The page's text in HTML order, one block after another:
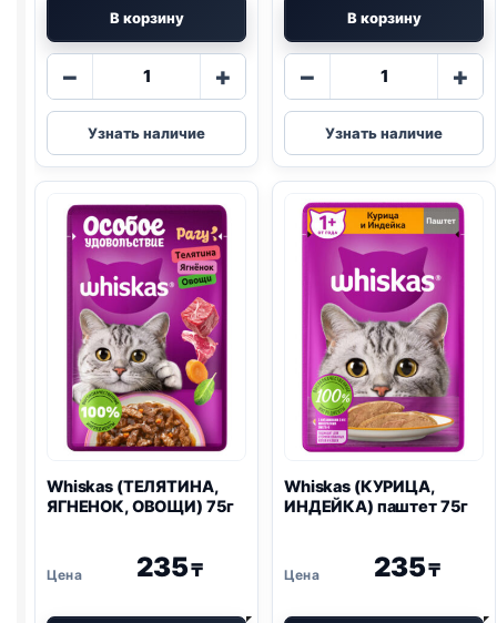
В корзину
−
Количество
Whiskas
(КОТЯТА,
КУРИЦА)
75г
+
Узнать наличие
В корзину
−
Количество
Whiskas
(ГОВЯДИНА,
ПЕЧЕНЬ)
75г
+
Узнать наличие
Whiskas (ТЕЛЯТИНА,
ЯГНЕНОК, ОВОЩИ) 75г
235₸
Whiskas (КУРИЦА,
ИНДЕЙКА) паштет 75г
235₸